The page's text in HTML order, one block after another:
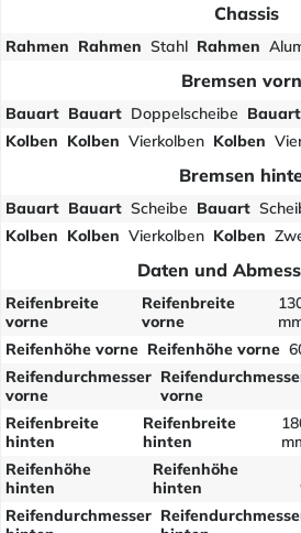
Chassis
Rahmen Rahmen Stahl Rahmen
Bremsen
Bauart Bauart Doppelscheibe Bauart
Kolben Kolben Vierkolben Kolben
Bremsen
Bauart Bauart Scheibe Bauart
Kolben Kolben Vierkolben Kolben
Daten und
Reifenbreite
vorne
Reifenbreite
vorne
Reifenhöhe vorne Reifenhöhe vorne
Reifendurchmesser
vorne
vorne
Reifenbreite
hinten
Reifenbreite
hinten
Reifenhöhe
hinten
Reifenhöhe
hinten
Reifendurchmesser